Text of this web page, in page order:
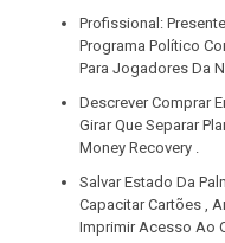
Profissional:
Programa Político
Para Jogadores Da
Descrever Comprar
Girar Que Separar
Money Recovery .
Salvar Estado Da
Capacitar Cartões ,
Imprimir Acesso Ao